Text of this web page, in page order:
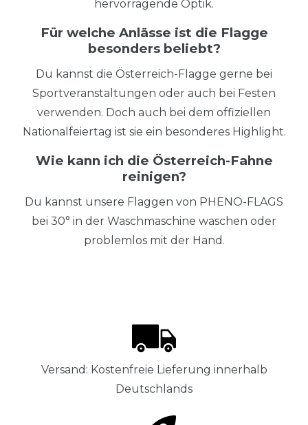
hervorragende Optik.
Für welche Anlässe ist die Flagge
besonders beliebt?
Du kannst die Österreich-Flagge gerne bei
Sportveranstaltungen oder auch bei Festen
verwenden. Doch auch bei dem offiziellen
Nationalfeiertag ist sie ein besonderes Highlight.
Wie kann ich die Österreich-Fahne
reinigen?
Du kannst unsere Flaggen von PHENO-FLAGS
bei 30° in der Waschmaschine waschen oder
problemlos mit der Hand.
Versand: Kostenfreie Lieferung innerhalb
Deutschlands